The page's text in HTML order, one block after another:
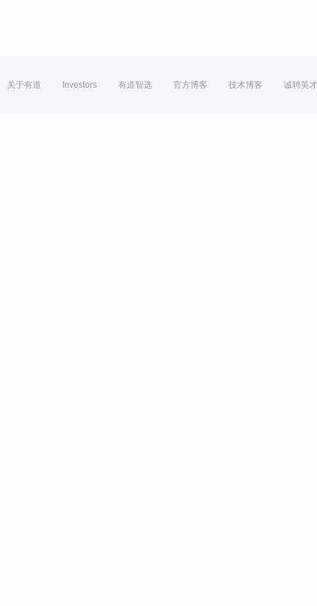
关于有道 Investors 有道智选 官方博客 技术博客 诚聘英才